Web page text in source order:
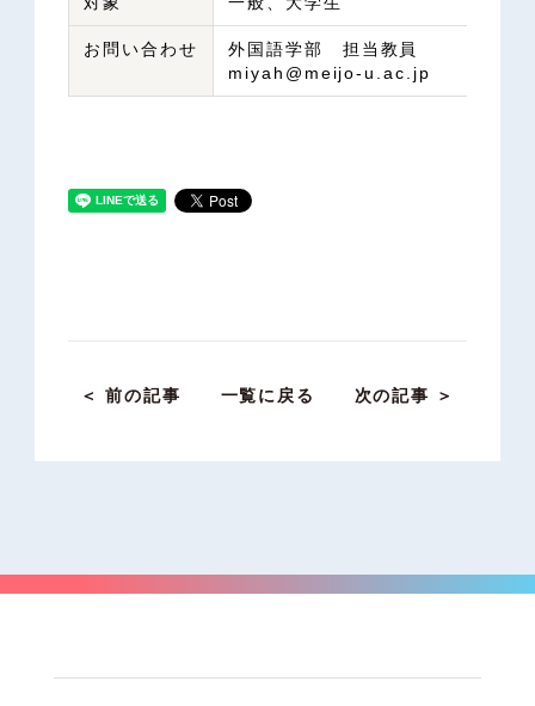
お問い合わせ
外国語学部 担当教員
miyah@meijo-u.ac.jp
＜ 前の記事 一覧に戻る 次の記事 ＞